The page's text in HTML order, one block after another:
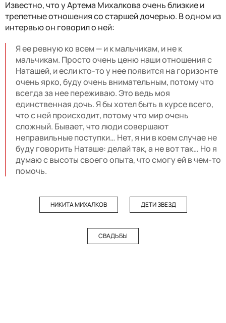
Известно, что у Артема Михалкова очень близкие и
трепетные отношения со старшей дочерью. В одном из
интервью он говорил о ней:
Я ее ревную ко всем — и к мальчикам, и не к
мальчикам. Просто очень ценю наши отношения с
Наташей, и если кто-то у нее появится на горизонте
очень ярко, буду очень внимательным, потому что
всегда за нее переживаю. Это ведь моя
единственная дочь. Я бы хотел быть в курсе всего,
что с ней происходит, потому что мир очень
сложный. Бывает, что люди совершают
неправильные поступки… Нет, я ни в коем случае не
буду говорить Наташе: делай так, а не вот так… Но я
думаю с высоты своего опыта, что смогу ей в чем-то
помочь.
НИКИТА МИХАЛКОВ ДЕТИ ЗВЕЗД
СВАДЬБЫ